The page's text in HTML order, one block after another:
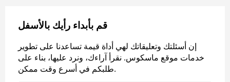
قم بأبداء رأيك بالأسفل
إن أسئلتك وتعليقاتك لهي أداة قيمة تساعدنا على تطوير
خدمات موقع ماسكوس. نقرأ آراءك، ونرد عليها، بناء على
طلبكم في أسرع وقت ممكن.